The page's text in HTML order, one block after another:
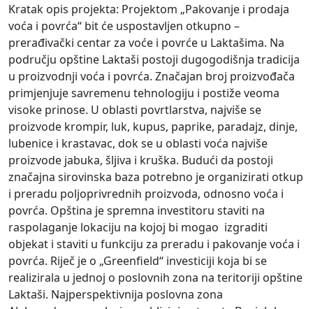
Kratak opis projekta: Projektom „Pakovanje i prodaja
voća i povrća“ bit će uspostavljen otkupno –
prerađivački centar za voće i povrće u Laktašima. Na
području opštine Laktaši postoji dugogodišnja tradicija
u proizvodnji voća i povrća. Značajan broj proizvođača
primjenjuje savremenu tehnologiju i postiže veoma
visoke prinose. U oblasti povrtlarstva, najviše se
proizvode krompir, luk, kupus, paprike, paradajz, dinje,
lubenice i krastavac, dok se u oblasti voća najviše
proizvode jabuka, šljiva i kruška. Budući da postoji
značajna sirovinska baza potrebno je organizirati otkup
i preradu poljoprivrednih proizvoda, odnosno voća i
povrća. Opština je spremna investitoru staviti na
raspolaganje lokaciju na kojoj bi mogao izgraditi
objekat i staviti u funkciju za preradu i pakovanje voća i
povrća. Riječ je o „Greenfield“ investiciji koja bi se
realizirala u jednoj o poslovnih zona na teritoriji opštine
Laktaši. Najperspektivnija poslovna zona